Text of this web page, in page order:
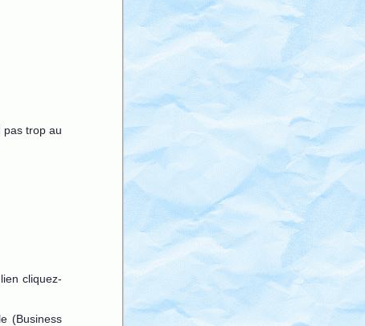
pas trop au
cliquez-
(Business